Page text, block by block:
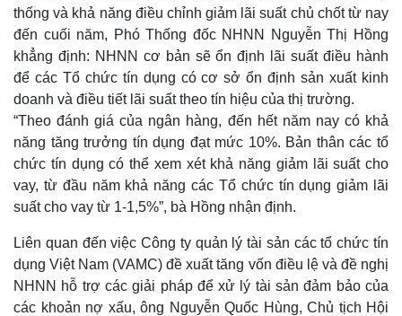
thống và khả năng điều chỉnh giảm lãi suất chủ chốt từ nay
đến cuối năm, Phó Thống đốc NHNN Nguyễn Thị Hồng
khẳng định: NHNN cơ bản sẽ ổn định lãi suất điều hành
để các Tổ chức tín dụng có cơ sở ổn định sản xuất kinh
doanh và điều tiết lãi suất theo tín hiệu của thị trường.
“Theo đánh giá của ngân hàng, đến hết năm nay có khả
năng tăng trưởng tín dụng đạt mức 10%. Bản thân các tổ
chức tín dụng có thể xem xét khả năng giảm lãi suất cho
vay, từ đầu năm khả năng các Tổ chức tín dụng giảm lãi
suất cho vay từ 1-1,5%”, bà Hồng nhận định.
Liên quan đến việc Công ty quản lý tài sản các tổ chức tín
dụng Việt Nam (VAMC) đề xuất tăng vốn điều lệ và đề nghị
NHNN hỗ trợ các giải pháp để xử lý tài sản đảm bảo của
các khoản nợ xấu, ông Nguyễn Quốc Hùng, Chủ tịch Hội